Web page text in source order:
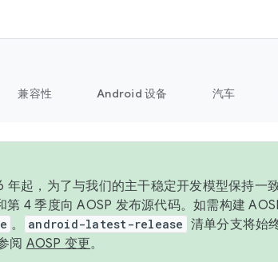
兼容性 Android 设备 汽车
年起，为了与我们的主干稳定开发模型保持一
第 4 季度向 AOSP 发布源代码。如需构建
。 android-latest-release 清单分支将始
阅 AOSP 变更。